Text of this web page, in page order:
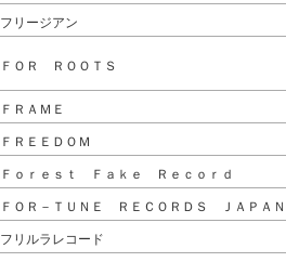
フリージアン
ＦＯＲ ＲＯＯＴＳ
ＦＲＡＭＥ
ＦＲＥＥＤＯＭ
Ｆｏｒｅｓｔ Ｆａｋｅ Ｒｅｃｏｒｄ
ＦＯＲ－ＴＵＮＥ ＲＥＣＯＲＤＳ ＪＡＰＡＮ
フリルラレコード